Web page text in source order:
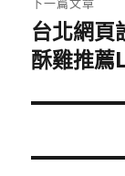
下
一
文
台北網頁
酥雞推薦